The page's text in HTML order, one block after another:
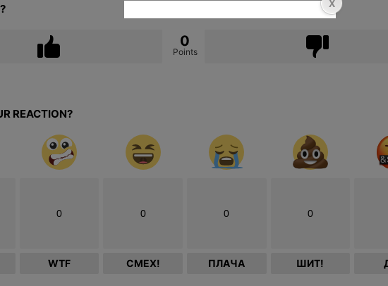
0
Points
REACTION?
0
WTF
0
СМЕХ!
0
ПЛАЧА
0
ШИТ!